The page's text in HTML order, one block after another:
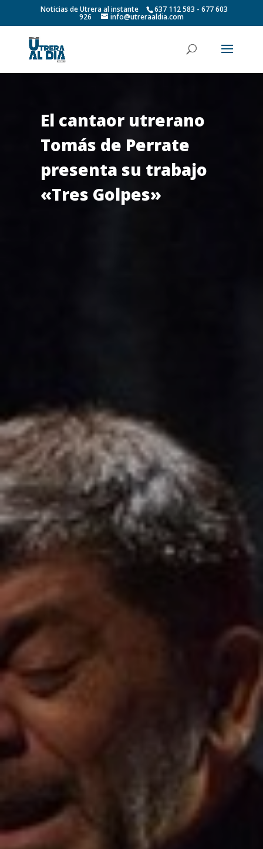
Noticias de Utrera al instante 637 112 583 - 677 603
926 info@utreraaldia.com
El cantaor utrerano
Tomás de Perrate
presenta su trabajo
«Tres Golpes»